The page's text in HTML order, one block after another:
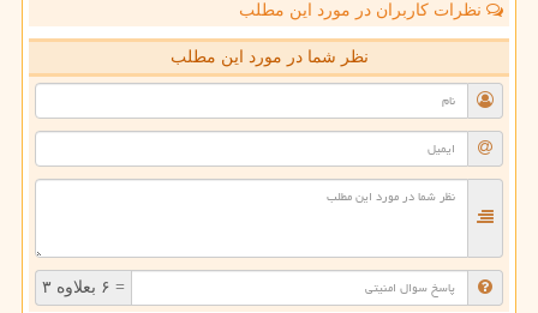
نظرات کاربران در مورد این مطلب
نظر شما در مورد این مطلب
= ۶ بعلاوه ۳